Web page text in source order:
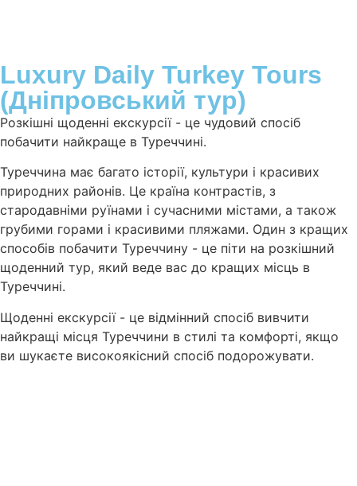
Luxury Daily Turkey Tours
(Дніпровський тур)
Розкішні щоденні екскурсії - це чудовий спосіб
побачити найкраще в Туреччині.
Туреччина має багато історії, культури і красивих
природних районів. Це країна контрастів, з
стародавніми руїнами і сучасними містами, а також
грубими горами і красивими пляжами. Один з кращих
способів побачити Туреччину - це піти на розкішний
щоденний тур, який веде вас до кращих місць в
Туреччині.
Щоденні екскурсії - це відмінний спосіб вивчити
найкращі місця Туреччини в стилі та комфорті, якщо
ви шукаєте високоякісний спосіб подорожувати.